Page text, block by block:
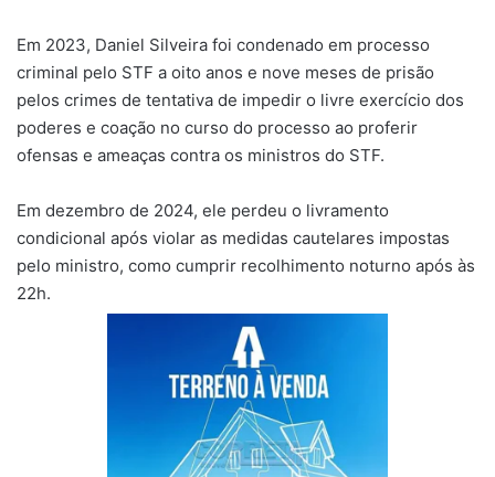
Em 2023, Daniel Silveira foi condenado em processo
criminal pelo STF a oito anos e nove meses de prisão
pelos crimes de tentativa de impedir o livre exercício dos
poderes e coação no curso do processo ao proferir
ofensas e ameaças contra os ministros do STF.
Em dezembro de 2024, ele perdeu o livramento
condicional após violar as medidas cautelares impostas
pelo ministro, como cumprir recolhimento noturno após às
22h.